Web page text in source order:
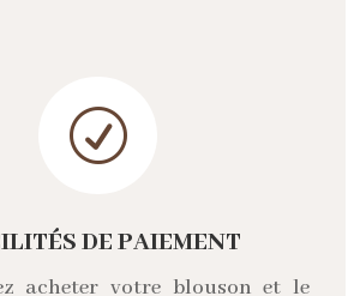
R
DE PAIEMENT
acheter votre blouson et le